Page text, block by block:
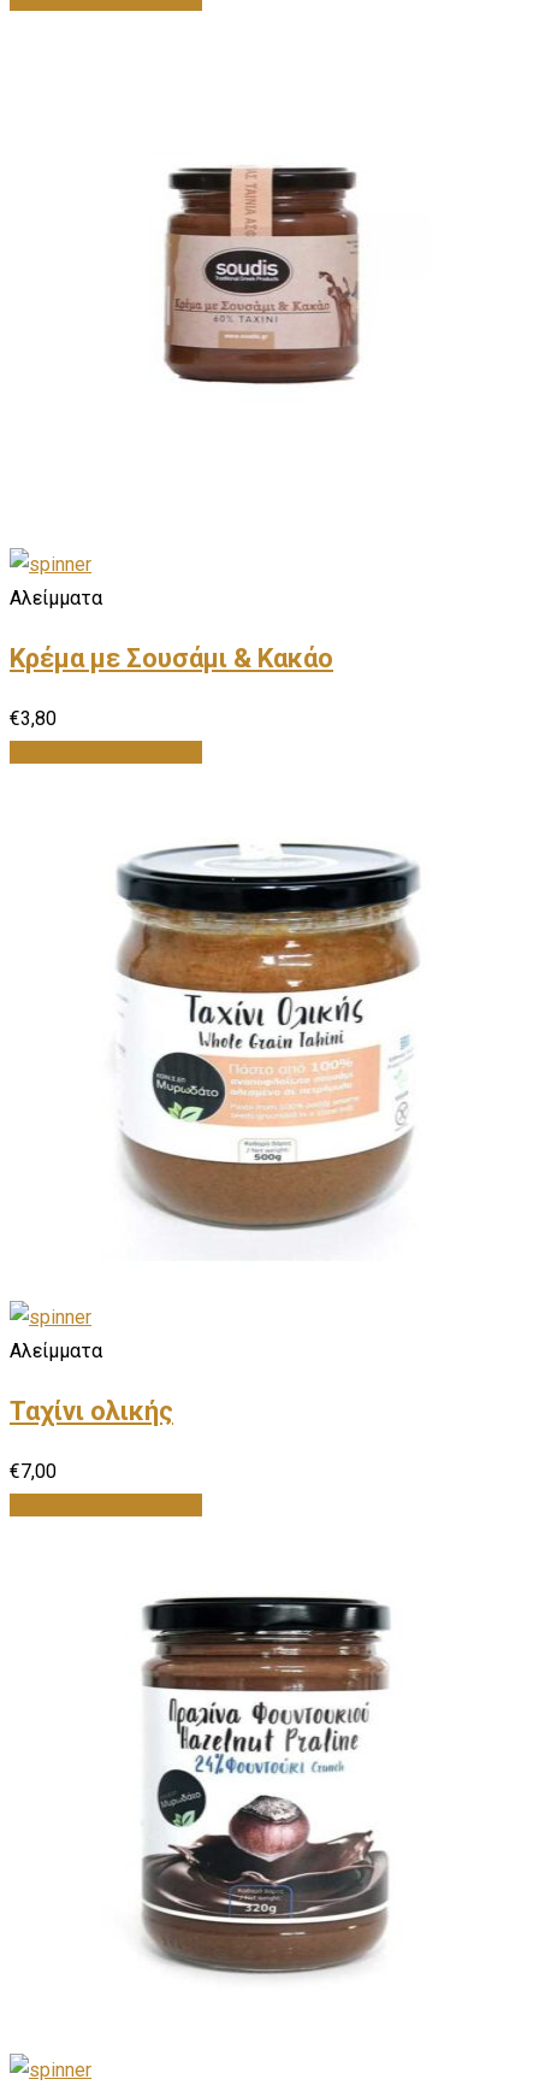
Αλείμματα
Κρέμα με Σουσάμι & Κακάο
€3,80
Αλείμματα
Ταχίνι ολικής
€7,00